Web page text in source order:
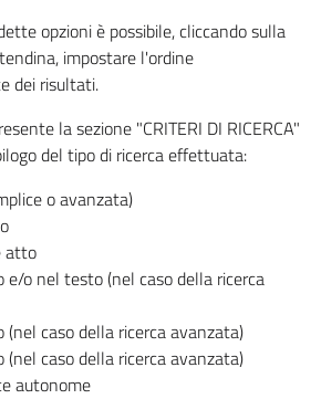
opzioni è possibile, cliccando sulla
impostare l'ordine
dei risultati.
la sezione "CRITERI DI RICERCA"
del tipo di ricerca effettuata:
o avanzata)
atto
e/o nel testo (nel caso della ricerca
caso della ricerca avanzata)
caso della ricerca avanzata)
autonome